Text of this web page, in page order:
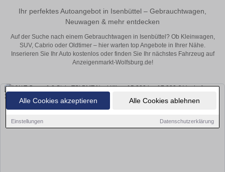
Alle Cookies akzeptieren Alle Cookies ablehnen
Einstellungen Datenschutzerklärung
Ihr perfektes Autoangebot in Isenbüttel – Gebrauchtwagen,
Neuwagen & mehr entdecken
Auf der Suche nach einem Gebrauchtwagen in Isenbüttel? Ob Kleinwagen,
SUV, Cabrio oder Oldtimer – hier warten top Angebote in Ihrer Nähe.
Inserieren Sie Ihr Auto kostenlos oder finden Sie Ihr nächstes Fahrzeug auf
Anzeigenmarkt-Wolfsburg.de!